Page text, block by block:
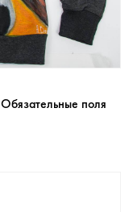
Обязательные поля